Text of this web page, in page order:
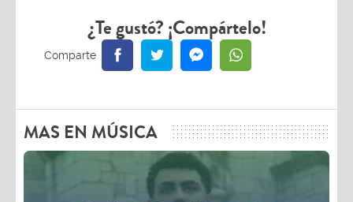
¿Te gustó? ¡Compártelo!
MAS EN MÚSICA